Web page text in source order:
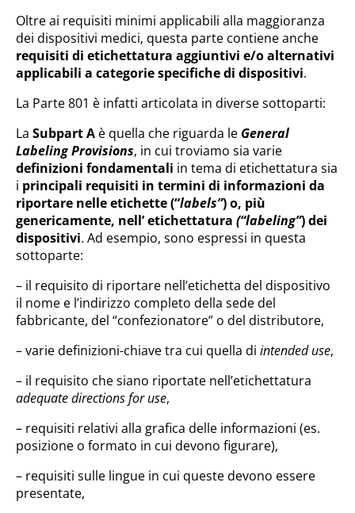
Oltre ai requisiti minimi applicabili alla maggioranza
dei dispositivi medici, questa parte contiene anche
requisiti di etichettatura aggiuntivi e/o alternativi
applicabili a categorie specifiche di dispositivi.
La Parte 801 è infatti articolata in diverse sottoparti:
La Subpart A è quella che riguarda le General
Labeling Provisions, in cui troviamo sia varie
definizioni fondamentali in tema di etichettatura sia
i principali requisiti in termini di informazioni da
riportare nelle etichette (“labels”) o, più
genericamente, nell’ etichettatura (“labeling”) dei
dispositivi. Ad esempio, sono espressi in questa
sottoparte:
– il requisito di riportare nell’etichetta del dispositivo
il nome e l’indirizzo completo della sede del
fabbricante, del “confezionatore” o del distributore,
– varie definizioni-chiave tra cui quella di intended use,
– il requisito che siano riportate nell’etichettatura
adequate directions for use,
– requisiti relativi alla grafica delle informazioni (es.
posizione o formato in cui devono figurare),
– requisiti sulle lingue in cui queste devono essere
presentate,